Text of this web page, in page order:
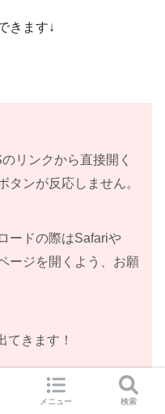
きます↓
リンクから直接開く
タンが反応しません。
ードの際はSafariや
ージを開くよう、お願
てきます！
ら直接コンビニのコピー
メニュー 検索